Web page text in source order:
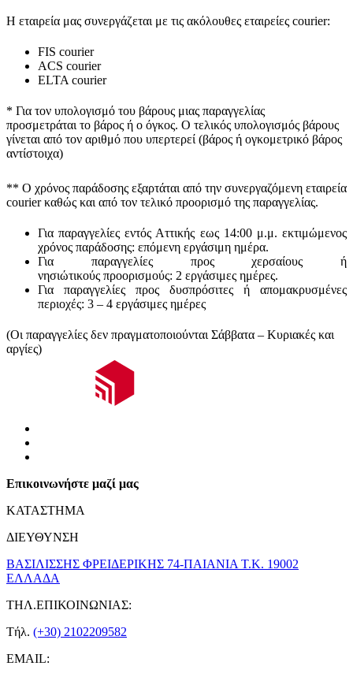
Η εταιρεία μας συνεργάζεται με τις ακόλουθες εταιρείες courier:
FIS courier
ACS courier
ELTA courier
* Για τον υπολογισμό του βάρους μιας παραγγελίας
προσμετράται το βάρος ή ο όγκος. Ο τελικός υπολογισμός βάρους
γίνεται από τον αριθμό που υπερτερεί (βάρος ή ογκομετρικό βάρος
αντίστοιχα)
** Ο χρόνος παράδοσης εξαρτάται από την συνεργαζόμενη εταιρεία
courier καθώς και από τον τελικό προορισμό της παραγγελίας.
Για παραγγελίες εντός Αττικής εως 14:00 μ.μ. εκτιμώμενος
χρόνος παράδοσης: επόμενη εργάσιμη ημέρα.
Για παραγγελίες προς χερσαίους ή
νησιώτικούς προορισμούς: 2 εργάσιμες ημέρες.
Για παραγγελίες προς δυσπρόσιτες ή απομακρυσμένες
περιοχές: 3 – 4 εργάσιμες ημέρες
(Οι παραγγελίες δεν πραγματοποιούνται Σάββατα – Κυριακές και
αργίες)
Επικοινωνήστε μαζί μας
ΚΑΤΑΣΤΗΜΑ
ΔΙΕΥΘΥΝΣΗ
ΒΑΣΙΛΙΣΣΗΣ ΦΡΕΙΔΕΡΙΚΗΣ 74-ΠΑΙΑΝΙΑ Τ.Κ. 19002
ΕΛΛΑΔΑ
ΤΗΛ.ΕΠΙΚΟΙΝΩΝΙΑΣ:
Τήλ. (+30) 2102209582
EMAIL: